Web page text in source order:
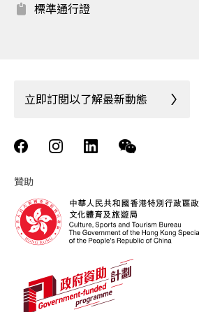
標準通行證
立即訂閱以了解最新動態
贊助